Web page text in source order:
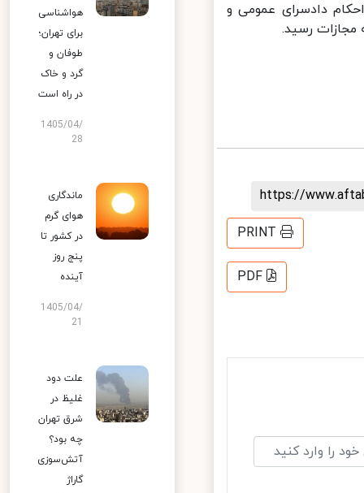
احکام دادسرای عمومی و
رسید.
https://
PRINT
PDF
هواشناسی
برای تهران؛
طوفان و
گرد و خاک
در راه است
1405/04/
28
ماندگاری
هوای گرم
در کشور تا
پنج روز
آینده
1405/04/
علت دود
غلیظ در
شرق تهران
چه بود؟
آتش‌سوزی
گاراژ